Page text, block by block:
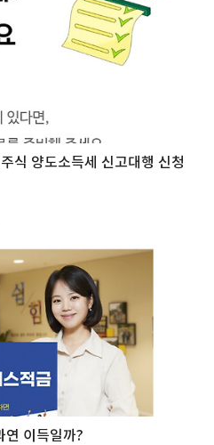
식 양도소득세 신고대행 신청
연 이득일까?